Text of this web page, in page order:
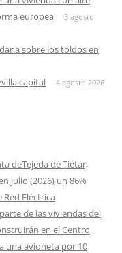
europea
5 agosto
sobre los toldos en
capital 4 agosto 2026
deTejeda de Tiétar,
julio (2026) un 86%
Eléctrica
de las viviendas del
en el Centro
una avioneta por 10